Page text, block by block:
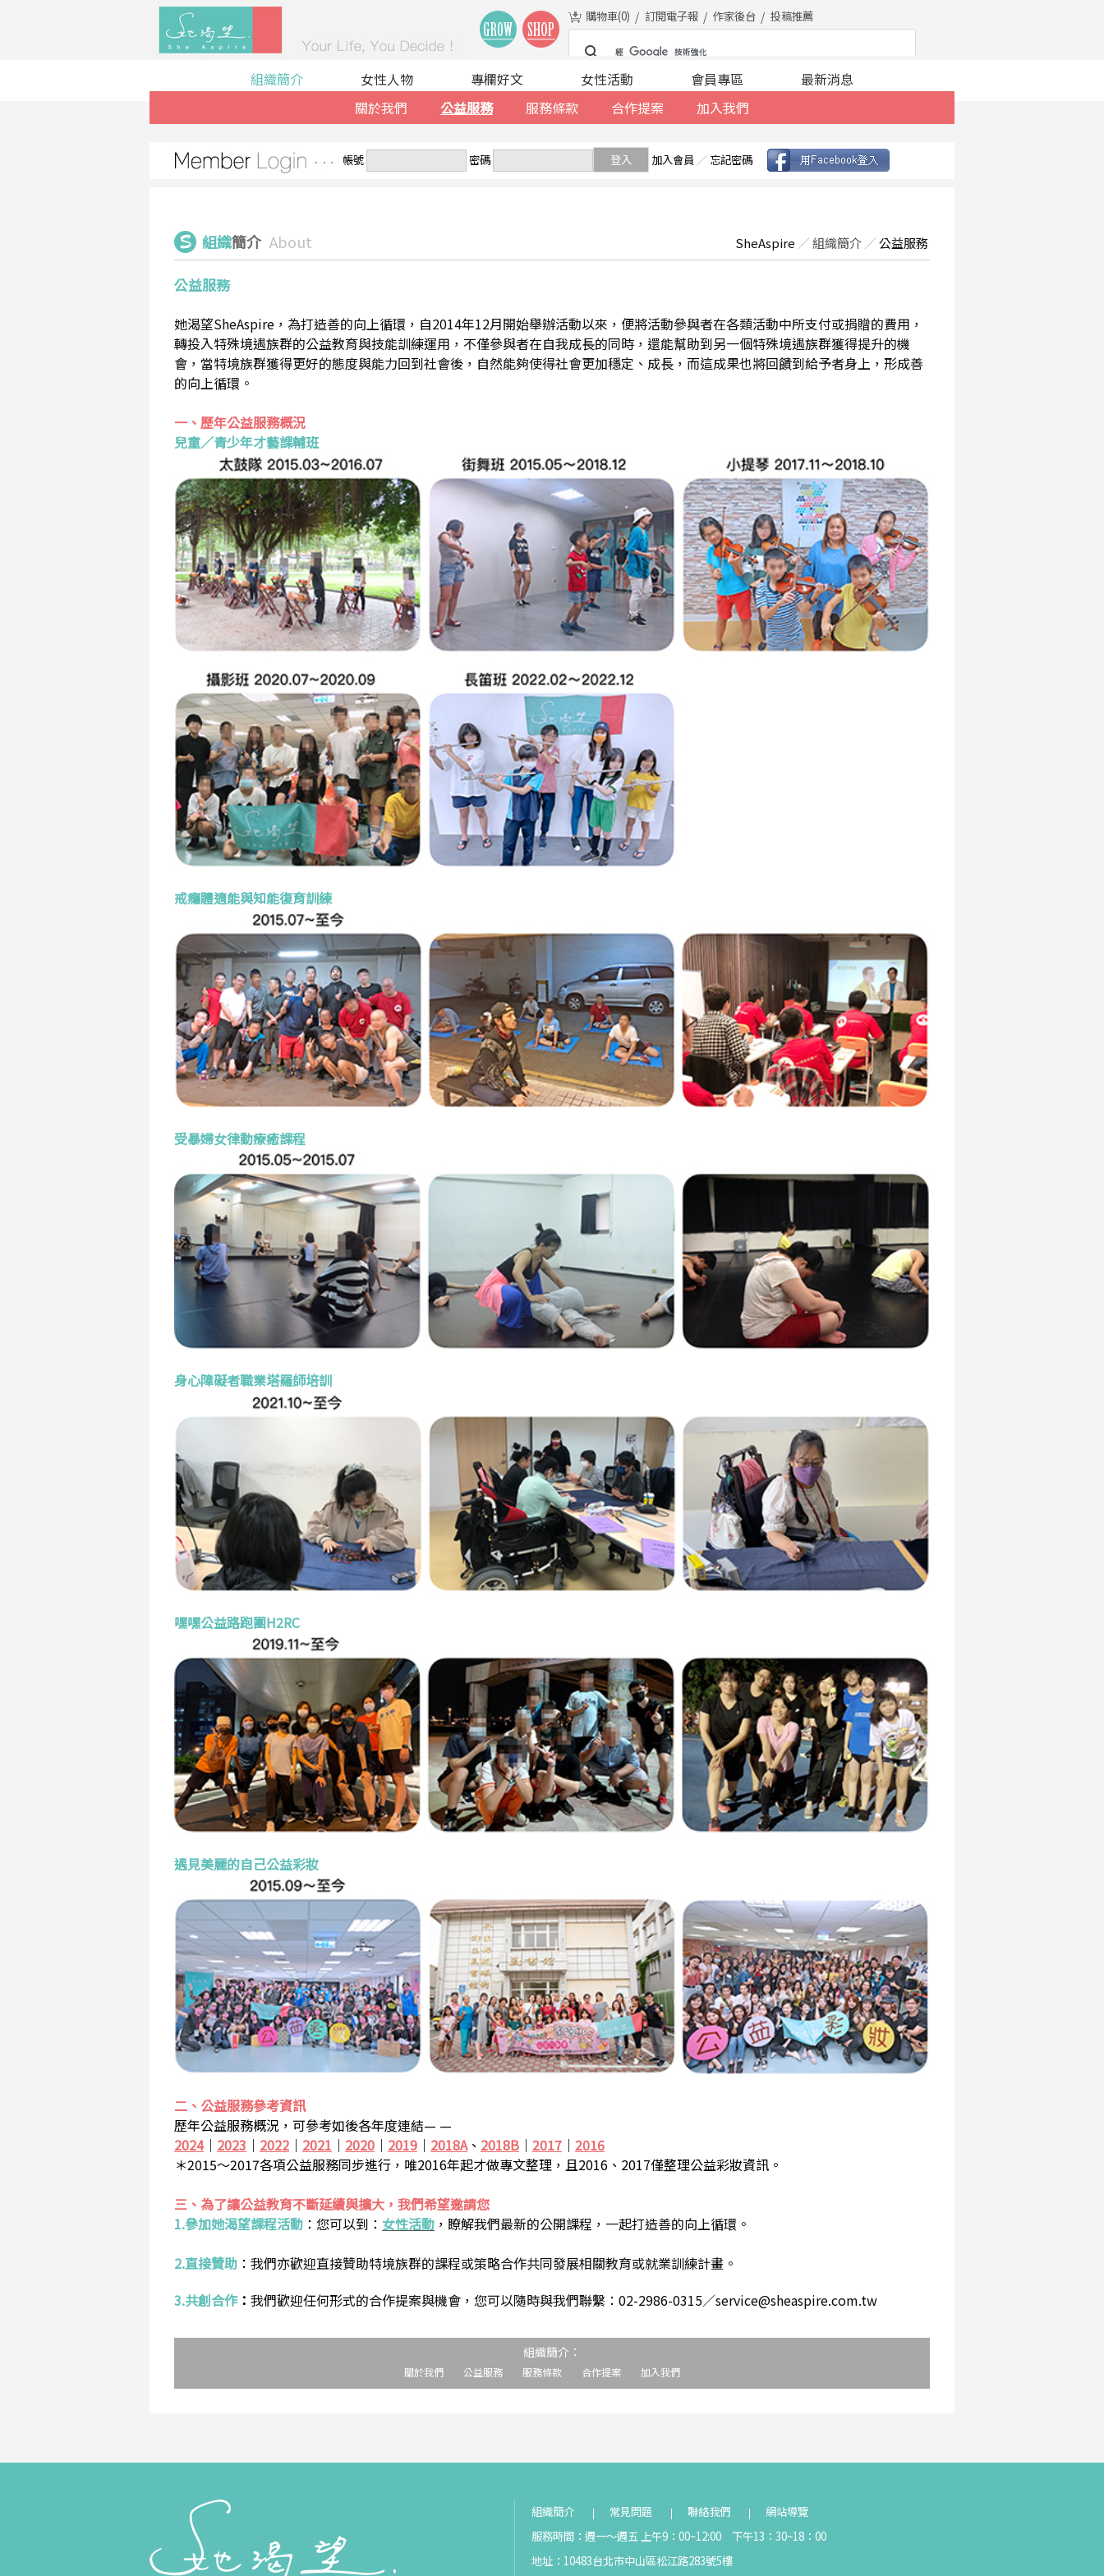
購物車(0) 訂閱電子報 作家後台 投稿推薦
組織簡介
關於我們
公益服務 服務條款 合作提案 加入我們
女性人物 專欄好文 女性活動 會員專區 最新消息
帳號 密碼 登入 加入會員 ／ 忘記密碼
組織簡介 About SheAspire ／組織簡介 ／公益服務
公益服務
她渴望SheAspire，為打造善的向上循環，自2014年12月開始舉辦活動以來，便將活動參與者在各類活動中所支付或捐贈的費用，
轉投入特殊境遇族群的公益教育與技能訓練運用，不僅參與者在自我成長的同時，還能幫助到另一個特殊境遇族群獲得提升的機
會，當特境族群獲得更好的態度與能力回到社會後，自然能夠使得社會更加穩定、成長，而這成果也將回饋到給予者身上，形成善
的向上循環。
一、歷年公益服務概況
兒童／青少年才藝課輔班
戒癮體適能與知能復育訓練
受暴婦女律動療癒課程
身心障礙者職業塔羅師培訓
嘿嘿公益路跑團H2RC
遇見美麗的自己公益彩妝
二、公益服務參考資訊
歷年公益服務概況，可參考如後各年度連結— —
2024｜ 2023 ｜ 2022 ｜ 2021 ｜ 2020 ｜ 2019 ｜ 2018A、 2018B ｜ 2017 ｜ 2016
＊2015～2017各項公益服務同步進行，唯2016年起才做專文整理，且2016、2017僅整理公益彩妝資訊。
三、為了讓公益教育不斷延續與擴大，我們希望邀請您
1.參加她渴望課程活動 ： 您可以到： 女性活動 ，瞭解我們最新的公開課程，一起打造善的向上循環。
2.直接贊助 ： 我們亦歡迎直接贊助特境族群的課程或策略合作共同發展相關教育或就業訓練計畫。
3.共創合作： 我們歡迎任何形式的合作提案與機會，您可以隨時與我們聯繫：02-2986-0315／service@sheaspire.com.tw
組織簡介：
關於我們 公益服務 服務條款 合作提案 加入我們
組織簡介 常見問題 聯絡我們
網站導覽
服務時間：週一～週五 上午9：00~12:00 下午13：30~18：00
地址：10483台北市中山區松江路283號5樓